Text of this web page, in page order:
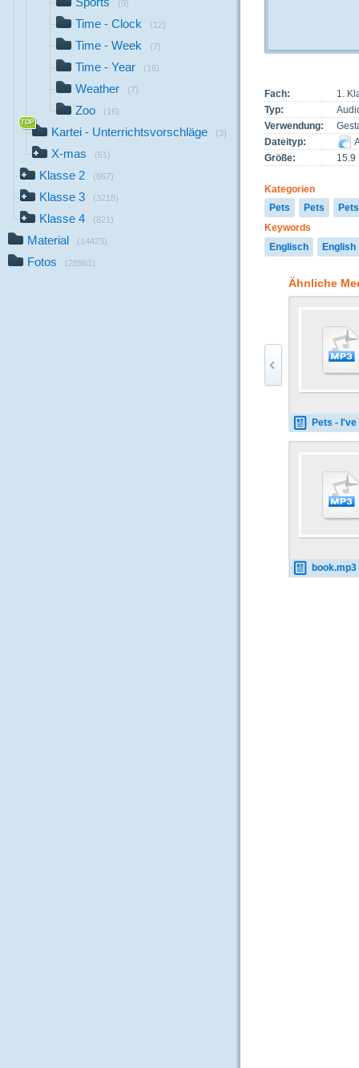
(9)
Time - Clock (12)
Time - Week (7)
Time - Year (16)
Weather (7)
Zoo (16)
Kartei - Unterrichtsvorschläge (3)
X-mas (61)
Klasse 2 (667)
Klasse 3 (3218)
Klasse 4 (821)
Material (14423)
Fotos (28981)
Fach:
1.
Typ:
Verwendung:
Dateityp:
Größe:
15.9
Kategorien
Pets
Pets
Pets
Keywords
Englisch
English
Ähnliche
Pets - I've got
book.mp3